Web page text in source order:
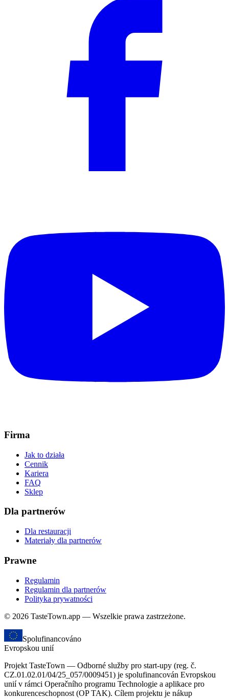
Firma
Jak to działa
Cennik
Kariera
FAQ
Sklep
Dla partnerów
Dla restauracji
Materiały dla partnerów
Prawne
Regulamin
Regulamin dla partnerów
Polityka prywatności
© 2026 TasteTown.app — Wszelkie prawa zastrzeżone.
Spolufinancováno
Evropskou unií
Projekt TasteTown — Odborné služby pro start-upy (reg. č.
CZ.01.02.01/04/25_057/0009451) je spolufinancován Evropskou
unií v rámci Operačního programu Technologie a aplikace pro
konkurenceschopnost (OP TAK). Cílem projektu je nákup